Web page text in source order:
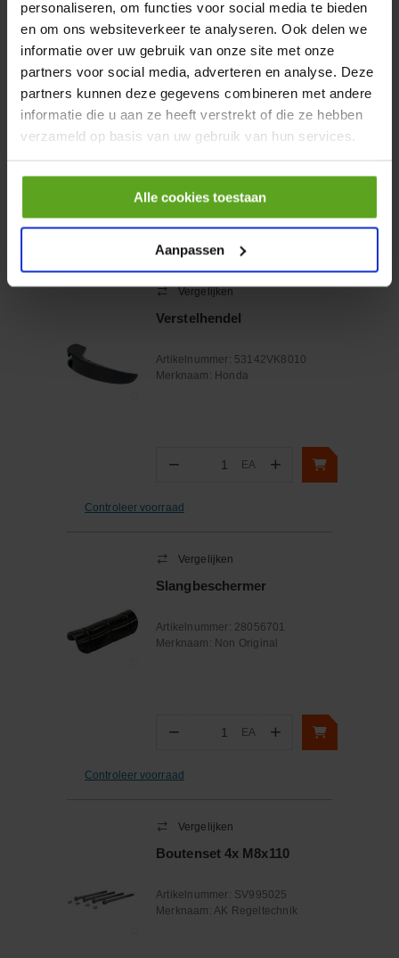
personaliseren, om functies voor social media te bieden
en om ons websiteverkeer te analyseren. Ook delen we
informatie over uw gebruik van onze site met onze
partners voor social media, adverteren en analyse. Deze
partners kunnen deze gegevens combineren met andere
informatie die u aan ze heeft verstrekt of die ze hebben
verzameld op basis van uw gebruik van hun services.
Alle cookies toestaan
Aanpassen
HP 12 MOTOR B14 380VAC
Merknaam: Emmegi
€ 32,50
incl. BTW
− +
Onlangs bekeken:
Vergelijken
Verstelhendel
Artikelnummer: 53142VK8010
Merknaam: Honda
− Aantal
EA +
Controleer voorraad
Vergelijken
Slangbeschermer
Artikelnummer: 28056701
Merknaam: Non Original
− Aantal
EA +
Controleer voorraad
Vergelijken
Boutenset 4x M8x110
Artikelnummer: SV995025
Merknaam: AK Regeltechnik